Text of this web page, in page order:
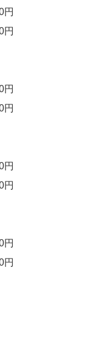
円
円
円
円
円
円
円
円